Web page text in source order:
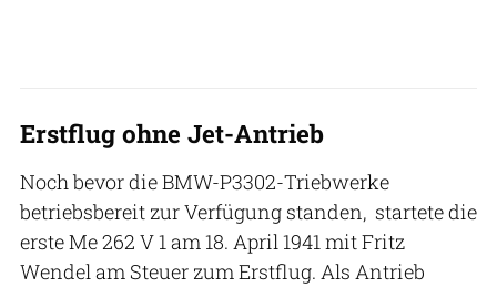
Erstflug ohne Jet-Antrieb
Noch bevor die BMW-P3302-Triebwerke
betriebsbereit zur Verfügung standen, startete die
erste Me 262 V 1 am 18. April 1941 mit Fritz
Wendel am Steuer zum Erstflug. Als Antrieb